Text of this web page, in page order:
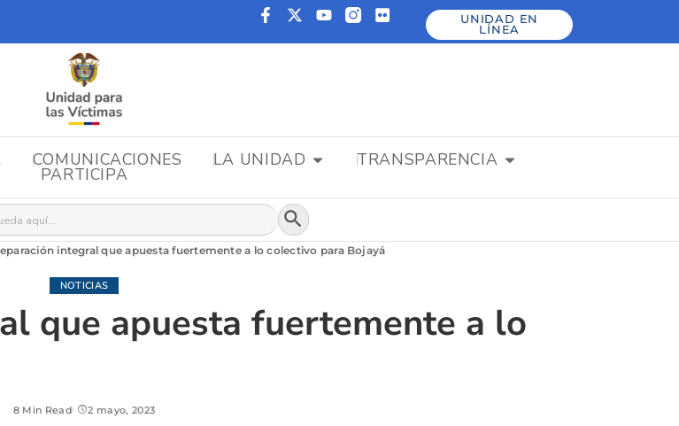
UNIDAD EN
LÍNEA
COMUNICACIONES LA UNIDAD TRANSPARENCIA
PARTICIPA
Botón de búsqueda
integral que apuesta fuertemente a lo colectivo para Bojayá
NOTICIAS
que apuesta fuertemente a lo
8 Min Read 2 mayo, 2023